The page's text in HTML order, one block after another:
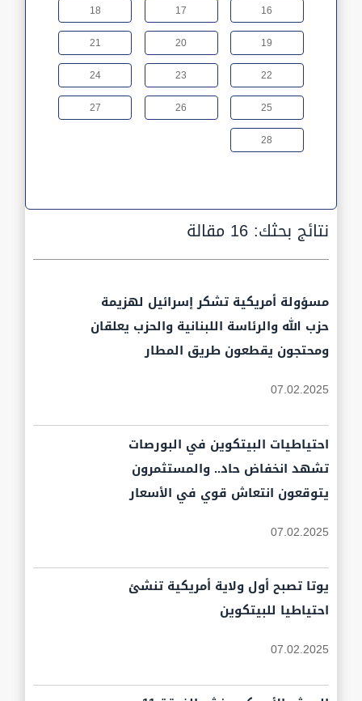
16
17
18
19
20
21
22
23
24
25
26
27
28
نتائج بحثك:16 مقالة
مسؤولة أمريكية تشكر إسرائيل لهزيمة
حزب الله والرئاسة اللبنانية والحزب يعلقان
ومحتجون يقطعون طريق المطار
07.02.2025
احتياطيات البيتكوين في البورصات
تشهد انخفاض حاد.. والمستثمرون
يتوقعون انتعاش قوي في الأسعار
07.02.2025
يوتا تصبح أول ولاية أمريكية تنشئ
احتياطيا للبيتكوين
07.02.2025